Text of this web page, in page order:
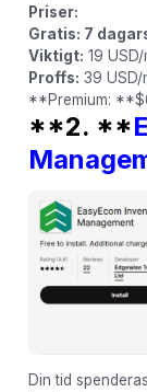
Priser:
Gratis: 7
Viktigt: 19
Proffs: 39 USD/
**Premium:
**2. **
Din tid